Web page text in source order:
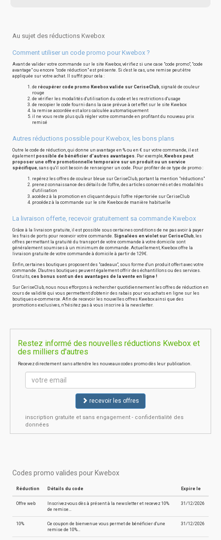
Au sujet des réductions Kwebox
Comment utiliser un code promo pour Kwebox ?
Avant de valider votre commande sur le site Kwebox, vérifiez si une case "code promo", "code
avantage" ou encore "code réduction" est présente. Si c'est le cas, une remise peut être
appliquée sur votre achat. Il suffit pour cela :
de récupérer code promo Kwebox valide sur CeriseClub, signalé de couleur
rouge
de vérifier les modalités d'utilisation du code et les restrictions d'usage
de recopier le code fourni dans la case prévue à cet effet sur le site Kwebox
la remise accordée est alors calculée automatiquement
il ne vous reste plus qu'à régler votre commande en profitant du nouveau prix
remisé
Autres réductions possible pour Kwebox, les bons plans
Outre le code de réduction, qui donne un avantage en % ou en € sur votre commande, il est
également possible de bénéficier d'autres avantages. Par exemple, Kwebox peut
proposer une offre promotionnelle temporaire sur un produit ou un service
spécifique, sans qu'il soit besoin de renseigner un code. Pour profiter de ce type de promo :
repérez les offres de couleur bleue sur CeriseClub, portant la mention "réductions"
prenez connaissance des détails de l'offre, des articles concernés et des modalités
d'utilisation
accédez à la promotion en cliquant depuis l'offre répertoriée sur CeriseClub
procédez à la commande sur le site Kwebox de manière habituelle
La livraison offerte, recevoir gratuitement sa commande Kwebox
Grâce à la livraison gratuite, il est possible sous certaines conditions de ne pas avoir à payer
les frais de ports pour recevoir votre commande. Signalées en violet sur CeriseClub, les
offres permettant la gratuité du transport de votre commande à votre domicile sont
généralement soumises à un minimum de commande. Actuellement, Kwebox offre la
livraison gratuite de votre commande à domicile à partir de 129€.
Enfin, certaines boutiques proposent des "cadeaux", sous forme d'un produit offert avec votre
commande. D'autres boutiques peuvent également offrir des échantillons ou des services.
Gratuits, ces bonus sont un des avantages de la vente en ligne !
Sur CeriseClub, nous nous efforçons à rechercher quotidiennement les offres de réduction en
cours de validité qui vous permettent d'obtenir des rabais pour vos achats en ligne sur les
boutiques e-commerce. Afin de recevoir les nouvelles offres Kwebox ainsi que des
promotions exclusives, n'hésitez pas à vous inscrire à la newsletter.
Restez informé des nouvelles réductions Kwebox et
des milliers d'autres
Recevez directement sans attendre les nouveaux codes promo dès leur publication.
recevoir les offres
inscription gratuite et sans engagement - confidentialité des
données
Codes promo valides pour Kwebox
Réduction Détails du code Expire le
Offre web
Inscrivez-vous dès à présent à la newsletter et recevez 10%
de remise…
31/12/2026
10%
Ce coupon de bienvenue vous permet de bénéficier d'une
remise de 10%…
31/12/2026